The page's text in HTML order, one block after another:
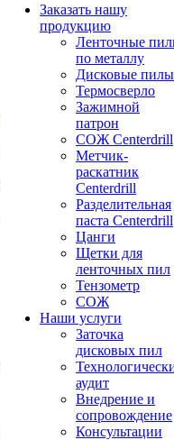
Заказать нашу
продукцию
Ленточные
по металлу
Дисковые пилы
Термосверло
Зажимной
патрон
СОЖ Centerdrill
Метчик-
раскатник
Centerdrill
Разделительная
паста Centerdrill
Цанги
Щетки для
ленточных пил
Тензометр
СОЖ
Наши услуги
Заточка
дисковых пил
аудит
Внедрение и
сопровождение
Консультации